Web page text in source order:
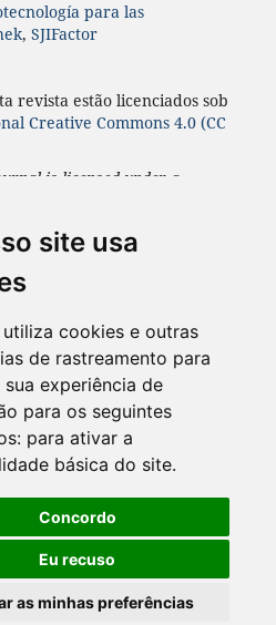
site usa
cookies e outras
de rastreamento para
sua experiência de
para os seguintes
para ativar a
básica do site.
Concordo
Eu recuso
as minhas preferências
para las
, SJIFactor
revista estão licenciados sob
Creative Commons 4.0 (CC
is licensed under a